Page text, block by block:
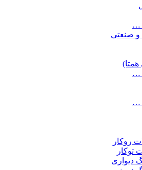
…
و صنعتی
…
…
روکار
توکار
دیواری